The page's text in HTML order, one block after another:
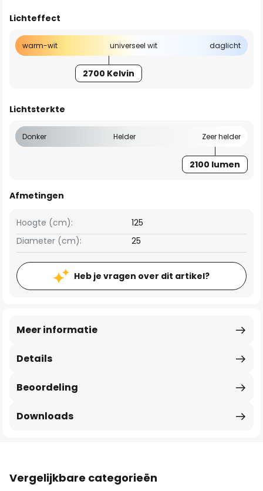
Lichteffect
warm-wit universeel wit daglicht
2700 Kelvin
Lichtsterkte
Donker Helder Zeer helder
2100 lumen
Afmetingen
Hoogte (cm):
125
Diameter (cm):
25
Heb je vragen over dit artikel?
Details
Meer informatie
Beoordeling
Downloads
Vergelijkbare categorieën